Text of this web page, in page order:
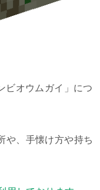
ビオウムガイ」につ
や、手懐け方や持ち